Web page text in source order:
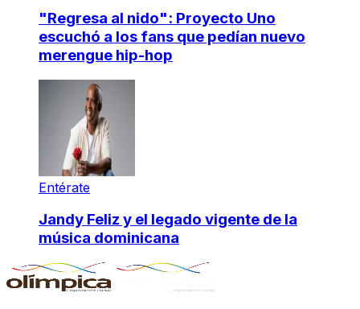
"Regresa al nido": Proyecto Uno
escuchó a los fans que pedían nuevo
merengue hip-hop
Entérate
Jandy Feliz y el legado vigente de la
música dominicana